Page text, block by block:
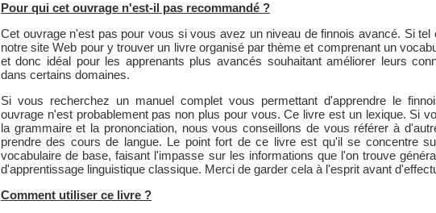
Pour qui cet ouvrage n'est-il pas recommandé ?
Cet ouvrage n'est pas pour vous si vous avez un niveau de finnois avancé. Si
notre site Web pour y trouver un livre organisé par thème et comprenant un
et donc idéal pour les apprenants plus avancés souhaitant améliorer leurs
dans certains domaines.
Si vous recherchez un manuel complet vous permettant d'apprendre le
ouvrage n'est probablement pas non plus pour vous. Ce livre est un lexique. Si
la grammaire et la prononciation, nous vous conseillons de vous référer à
prendre des cours de langue. Le point fort de ce livre est qu'il se concentre
vocabulaire de base, faisant l'impasse sur les informations que l'on trouve
d'apprentissage linguistique classique. Merci de garder cela à l'esprit avant
Comment utiliser ce livre ?